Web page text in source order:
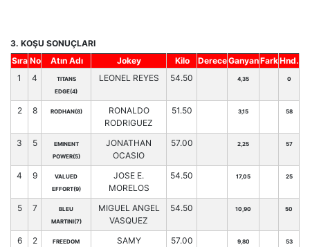
3. KOŞU SONUÇLARI
Sıra No Atın Adı Jokey Kilo DereceGanyanFarkHnd.
1
4
TITANS
EDGE(4)
LEONEL REYES 54.50 4,35 0
2 8 RODHAN(8)
RONALDO
RODRIGUEZ
51.50 3,15 58
3 5
EMINENT
POWER(5)
JONATHAN
OCASIO
57.00 2,25 57
4 9
VALUED
EFFORT(9)
JOSE E.
MORELOS
54.50 17,05 25
5 7
BLEU
MARTINI(7)
MIGUEL ANGEL
VASQUEZ
54.50 10,90 50
6 2
FREEDOM
SAMY
57.00 9,80 53